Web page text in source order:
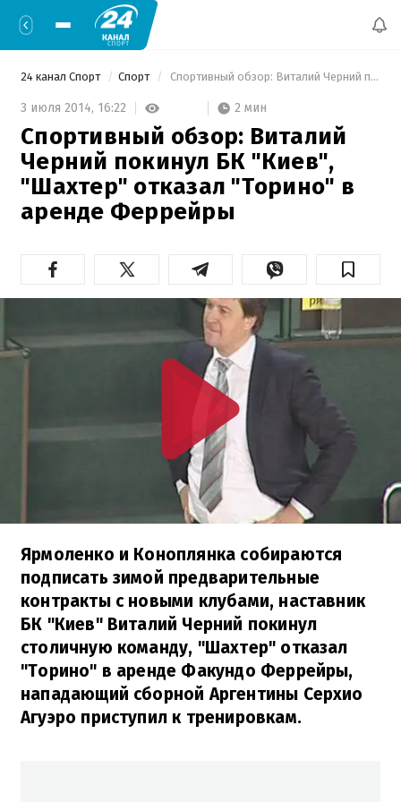
24 канал Спорт Спорт Спортивный обзор: Виталий Черний покинул БК "Киев", "Шахтер" отказал "Торино" в аренде Феррейры
3 июля 2014, 16:22 2 мин
Спортивный обзор: Виталий
Черний покинул БК "Киев",
"Шахтер" отказал "Торино" в
аренде Феррейры
Ярмоленко и Коноплянка собираются
подписать зимой предварительные
контракты с новыми клубами, наставник
БК "Киев" Виталий Черний покинул
столичную команду, "Шахтер" отказал
"Торино" в аренде Факундо Феррейры,
нападающий сборной Аргентины Серхио
Агуэро приступил к тренировкам.